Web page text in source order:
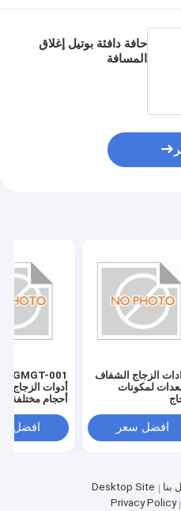
حافة دافئة بوتيل إغلاق
المسافة
الزجاج الشفاف
لمكونات
افضل سعر
أدوات الزجاج
أحجام مختلفة
افضل
بنا
Desktop Site
Privacy Policy